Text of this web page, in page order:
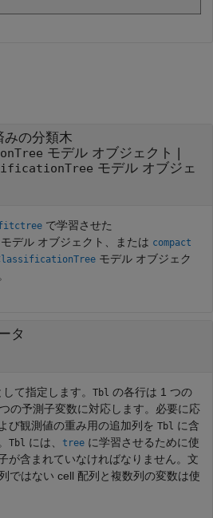
みの分類木
モデル オブジェクト |
モデル オブジェ
で学習させた
モデル オブジェクト、または compact
モデル オブジェク
タ
て指定します。 Tbl の各行は 1 つの
の予測子変数に対応します。必要に応
び観測値の重み用の追加列を Tbl
に含
Tbl には、 tree に学習させるために使
が含まれていなければなりません。文
ではない cell 配列と複数列の変数は使